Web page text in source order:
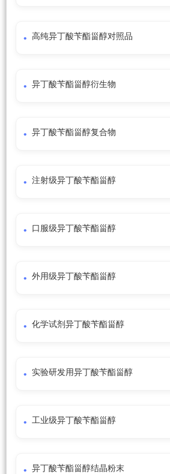
高纯异丁酸苄酯甾醇对照品
异丁酸苄酯甾醇衍生物
异丁酸苄酯甾醇复合物
注射级异丁酸苄酯甾醇
口服级异丁酸苄酯甾醇
外用级异丁酸苄酯甾醇
化学试剂异丁酸苄酯甾醇
实验研发用异丁酸苄酯甾醇
工业级异丁酸苄酯甾醇
异丁酸苄酯甾醇结晶粉末